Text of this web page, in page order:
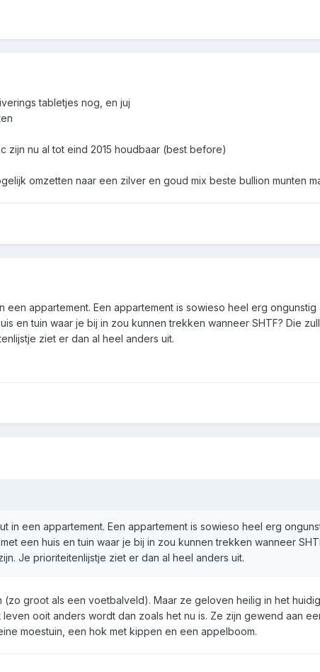
tabletjes nog, en juj
zijn nu al tot eind 2015 houdbaar (best before)
omzetten naar een zilver en goud mix beste bullion munten
een appartement. Een appartement is sowieso heel erg
en tuin waar je bij in zou kunnen trekken wanneer SHTF? Die
ziet er dan al heel anders uit.
in een appartement. Een appartement is sowieso heel erg
een huis en tuin waar je bij in zou kunnen trekken wanneer
Je prioriteitenlijstje ziet er dan al heel anders uit.
groot als een voetbalveld). Maar ze geloven heilig in het
ooit anders wordt dan zoals het nu is. Ze zijn gewend aan
moestuin, een hok met kippen en een appelboom.